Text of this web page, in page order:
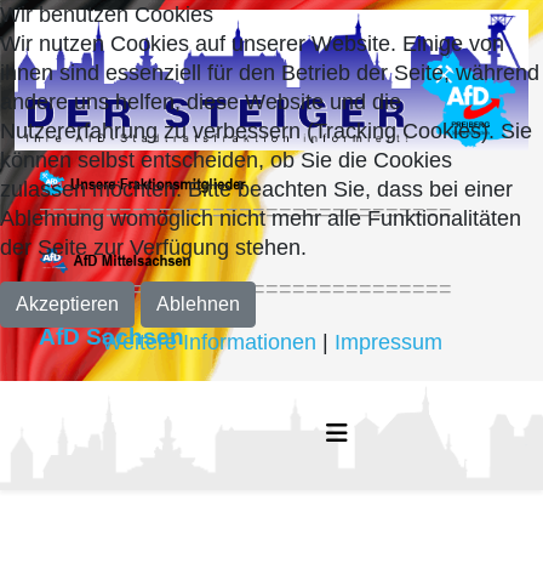
===============================
===============================
AfD Sachsen
Wir benutzen Cookies
Wir nutzen Cookies auf unserer Website. Einige von
ihnen sind essenziell für den Betrieb der Seite, während
andere uns helfen, diese Website und die
Nutzererfahrung zu verbessern (Tracking Cookies). Sie
können selbst entscheiden, ob Sie die Cookies
zulassen möchten. Bitte beachten Sie, dass bei einer
Ablehnung womöglich nicht mehr alle Funktionalitäten
der Seite zur Verfügung stehen.
Akzeptieren Ablehnen
Weitere Informationen Impressum